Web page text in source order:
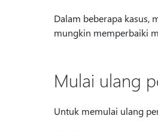
Dalam beberapa kasus,
mungkin memperbaiki
Mulai ulang
Untuk memulai ulang